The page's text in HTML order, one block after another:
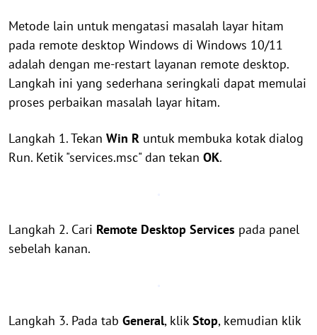
Metode lain untuk mengatasi masalah layar hitam
pada remote desktop Windows di Windows 10/11
adalah dengan me-restart layanan remote desktop.
Langkah ini yang sederhana seringkali dapat memulai
proses perbaikan masalah layar hitam.
Langkah 1. Tekan Win R untuk membuka kotak dialog
Run. Ketik "services.msc" dan tekan OK.
Langkah 2. Cari Remote Desktop Services pada panel
sebelah kanan.
Langkah 3. Pada tab General, klikStop, kemudian klik